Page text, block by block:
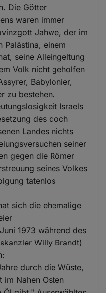
Die Götter
waren immer
Jahwe, der im
Palästina, einem
seine Alleingeltung
Volk nicht geholfen
Babylonier,
zu bestehen.
Israels
des doch
Landes nichts
seiner
gegen die Römer
seines Volkes
tatenlos
sich die ehemalige
1973 während des
Willy Brandt)
durch die Wüste,
im Nahen Osten